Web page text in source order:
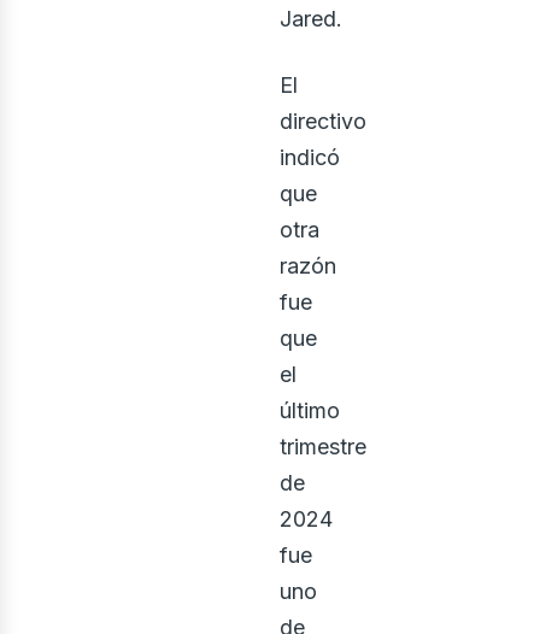
Jared.
El
directivo
indicó
que
otra
razón
fue
que
el
último
trimestre
de
2024
fue
uno
de